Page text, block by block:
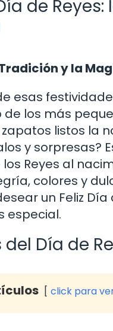
de
y la
esas
los más
listos la
y sorpresas?
Reyes al
colores y
un Feliz
especial.
Día de
click para